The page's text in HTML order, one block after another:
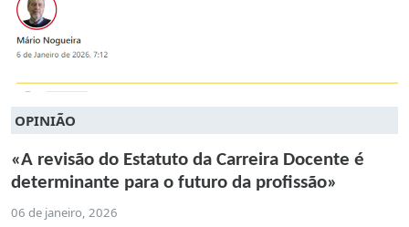
OPINIÃO
«A revisão do Estatuto da Carreira Docente é
determinante para o futuro da profissão»
06 de janeiro, 2026